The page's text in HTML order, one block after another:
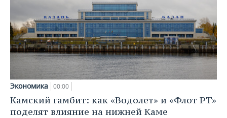
Экономика 00:00
Камский гамбит: как «Водолет» и «Флот РТ»
поделят влияние на нижней Каме